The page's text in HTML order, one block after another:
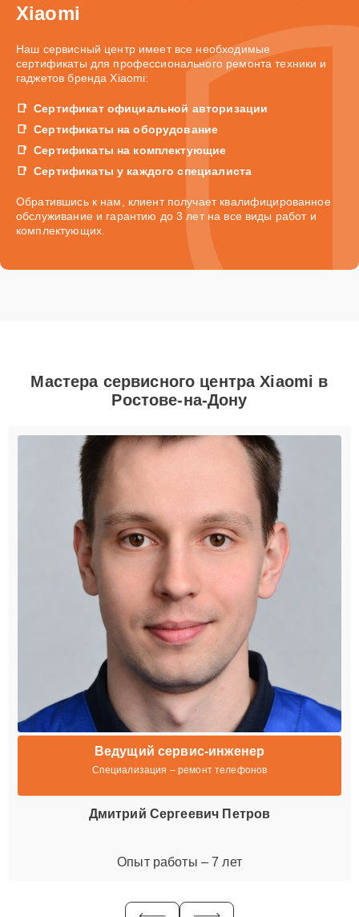
Xiaomi
Наш сервисный центр имеет все необходимые
сертификаты для профессионального ремонта техники и
гаджетов бренда Xiaomi:
Сертификат официальной авторизации
Сертификаты на оборудование
Сертификаты на комплектующие
Сертификаты у каждого специалиста
Обратившись к нам, клиент получает квалифицированное
обслуживание и гарантию до 3 лет на все виды работ и
комплектующих.
Мастера сервисного центра Xiaomi в
Ростове-на-Дону
Ведущий сервис-инженер
Специализация – ремонт телефонов
Дмитрий Сергеевич Петров
Опыт работы – 7 лет